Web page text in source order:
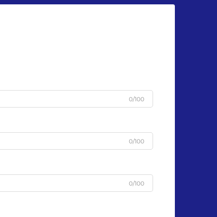
0/100
0/100
0/100